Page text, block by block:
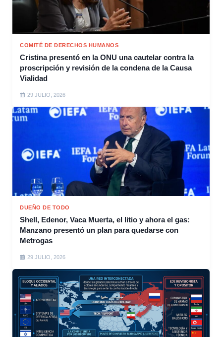
COMITÉ DE DERECHOS HUMANOS
Cristina presentó en la ONU una cautelar contra la
proscripción y revisión de la condena de la Causa
Vialidad
29 JULIO, 2026
DUEÑO DE TODO
Shell, Edenor, Vaca Muerta, el litio y ahora el gas:
Manzano presentó un plan para quedarse con
Metrogas
29 JULIO, 2026